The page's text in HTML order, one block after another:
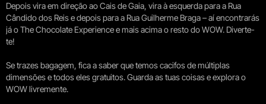
Depois vira em direção ao Cais de Gaia, vira à esquerda para a Rua
Cândido dos Reis e depois para a Rua Guilherme Braga – aí encontrarás
já o The Chocolate Experience e mais acima o resto do WOW. Diverte-
te!
Se trazes bagagem, fica a saber que temos cacifos de múltiplas
dimensões e todos eles gratuitos. Guarda as tuas coisas e explora o
WOW livremente.